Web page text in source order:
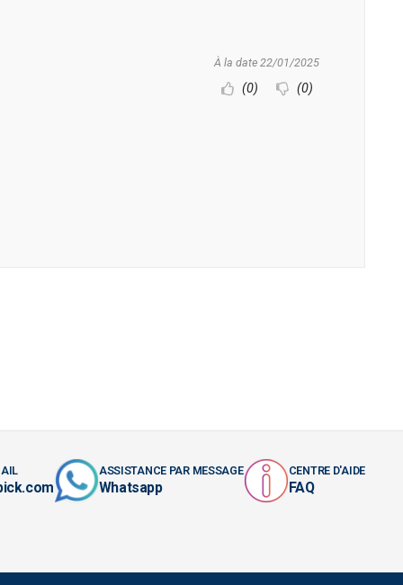
À la date 22/01/2025
(0) (0)
ASSISTANCE PAR MESSAGE
Whatsapp
CENTRE D'AIDE
FAQ